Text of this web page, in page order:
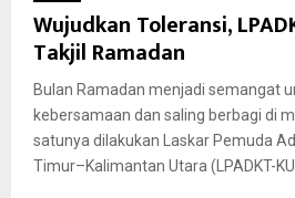
Wujudkan Toleransi,
Takjil Ramadan
Bulan Ramadan menjadi semangat
kebersamaan dan saling berbagi di
satunya dilakukan Laskar Pemuda
Timur–Kalimantan Utara (LPADKT-